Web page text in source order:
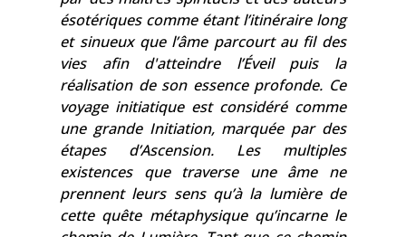
ésotériques comme étant l’itinéraire long
et sinueux que l’âme parcourt au fil des
vies afin d'atteindre l’Éveil puis la
réalisation de son essence profonde. Ce
voyage initiatique est considéré comme
une grande Initiation, marquée par des
étapes d’Ascension. Les multiples
existences que traverse une âme ne
prennent leurs sens qu’à la lumière de
cette quête métaphysique qu’incarne le